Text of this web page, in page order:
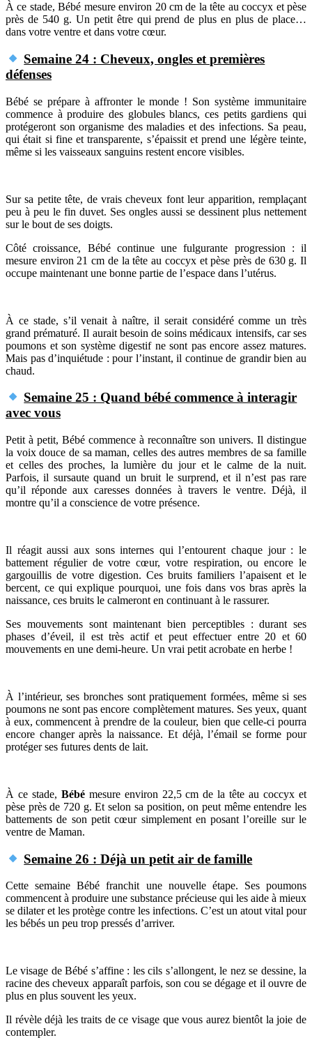
À ce stade, Bébé mesure environ 20 cm de la tête au coccyx et pèse
près de 540 g. Un petit être qui prend de plus en plus de place…
dans votre ventre et dans votre cœur.
Semaine 24 : Cheveux, ongles et premières
défenses
Bébé se prépare à affronter le monde ! Son système immunitaire
commence à produire des globules blancs, ces petits gardiens qui
protégeront son organisme des maladies et des infections. Sa peau,
qui était si fine et transparente, s’épaissit et prend une légère teinte,
même si les vaisseaux sanguins restent encore visibles.
Sur sa petite tête, de vrais cheveux font leur apparition, remplaçant
peu à peu le fin duvet. Ses ongles aussi se dessinent plus nettement
sur le bout de ses doigts.
Côté croissance, Bébé continue une fulgurante progression : il
mesure environ 21 cm de la tête au coccyx et pèse près de 630 g. Il
occupe maintenant une bonne partie de l’espace dans l’utérus.
À ce stade, s’il venait à naître, il serait considéré comme un très
grand prématuré. Il aurait besoin de soins médicaux intensifs, car ses
poumons et son système digestif ne sont pas encore assez matures.
Mais pas d’inquiétude : pour l’instant, il continue de grandir bien au
chaud.
Semaine 25 : Quand bébé commence à interagir
avec vous
Petit à petit, Bébé commence à reconnaître son univers. Il distingue
la voix douce de sa maman, celles des autres membres de sa famille
et celles des proches, la lumière du jour et le calme de la nuit.
Parfois, il sursaute quand un bruit le surprend, et il n’est pas rare
qu’il réponde aux caresses données à travers le ventre. Déjà, il
montre qu’il a conscience de votre présence.
Il réagit aussi aux sons internes qui l’entourent chaque jour : le
battement régulier de votre cœur, votre respiration, ou encore le
gargouillis de votre digestion. Ces bruits familiers l’apaisent et le
bercent, ce qui explique pourquoi, une fois dans vos bras après la
naissance, ces bruits le calmeront en continuant à le rassurer.
Ses mouvements sont maintenant bien perceptibles : durant ses
phases d’éveil, il est très actif et peut effectuer entre 20 et 60
mouvements en une demi-heure. Un vrai petit acrobate en herbe !
À l’intérieur, ses bronches sont pratiquement formées, même si ses
poumons ne sont pas encore complètement matures. Ses yeux, quant
à eux, commencent à prendre de la couleur, bien que celle-ci pourra
encore changer après la naissance. Et déjà, l’émail se forme pour
protéger ses futures dents de lait.
À ce stade, Bébémesure environ 22,5 cm de la tête au coccyx et
pèse près de 720 g. Et selon sa position, on peut même entendre les
battements de son petit cœur simplement en posant l’oreille sur le
ventre de Maman.
Semaine 26 : Déjà un petit air de famille
Cette semaine Bébé franchit une nouvelle étape. Ses poumons
commencent à produire une substance précieuse qui les aide à mieux
se dilater et les protège contre les infections. C’est un atout vital pour
les bébés un peu trop pressés d’arriver.
Le visage de Bébé s’affine : les cils s’allongent, le nez se dessine, la
racine des cheveux apparaît parfois, son cou se dégage et il ouvre de
plus en plus souvent les yeux.
Il révèle déjà les traits de ce visage que vous aurez bientôt la joie de
contempler.